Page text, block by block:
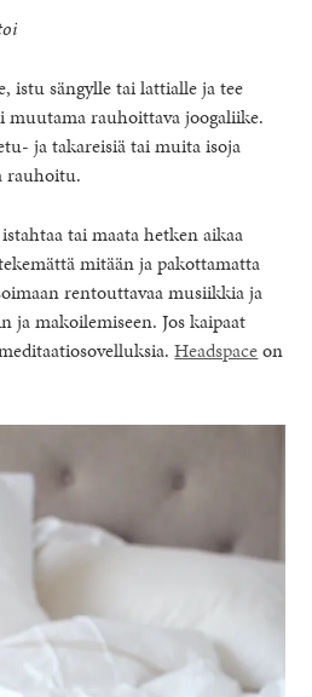
istu sängylle tai lattialle ja tee
rauhoittava joogaliike.
ja takareisiä tai muita isoja
rauhoitu.
tai maata hetken aikaa
mitään ja pakottamatta
rentouttavaa musiikkia ja
ja makoilemiseen. Jos kaipaat
Headspaceon